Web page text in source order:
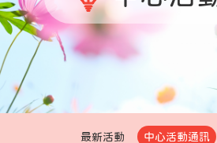
最新活動 中心活動通訊